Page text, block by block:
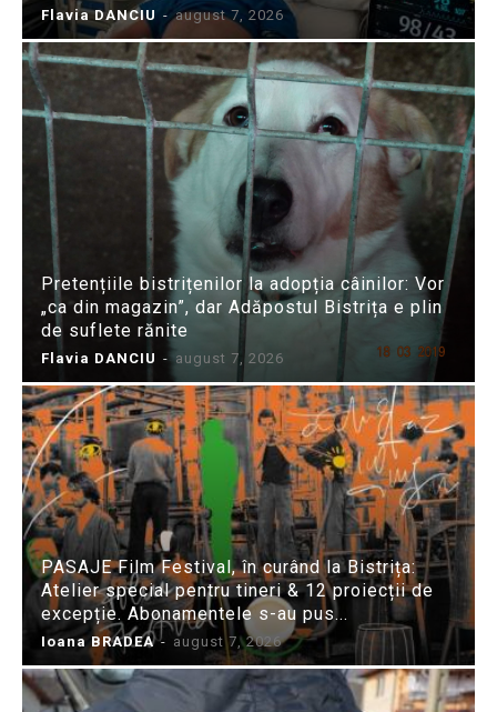
Flavia DANCIU - august 7, 2026
Pretențiile bistrițenilor la adopția câinilor: Vor
„ca din magazin”, dar Adăpostul Bistrița e plin
de suflete rănite
Flavia DANCIU - august 7, 2026
PASAJE Film Festival, în curând la Bistrița:
Atelier special pentru tineri & 12 proiecții de
excepție. Abonamentele s-au pus...
Ioana BRADEA - august 7, 2026